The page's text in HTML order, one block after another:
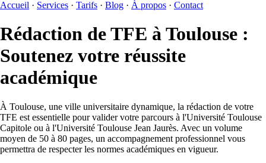
Accueil · Services · Tarifs · Blog · À propos · Contact
Rédaction de TFE à Toulouse :
Soutenez votre réussite
académique
À Toulouse, une ville universitaire dynamique, la rédaction de votre
TFE est essentielle pour valider votre parcours à l'Université Toulouse
Capitole ou à l'Université Toulouse Jean Jaurès. Avec un volume
moyen de 50 à 80 pages, un accompagnement professionnel vous
permettra de respecter les normes académiques en vigueur.